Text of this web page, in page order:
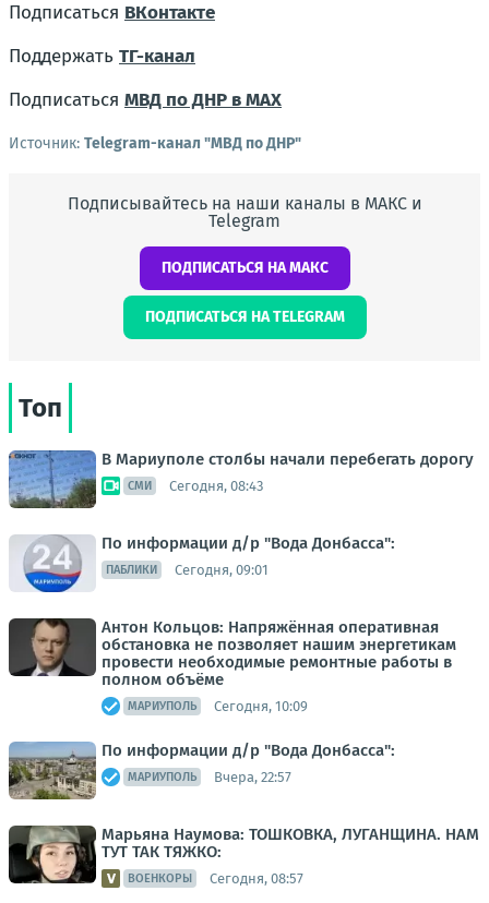
Подписаться ВКонтакте
Поддержать ТГ-канал
Подписаться МВД по ДНР в MAX
Источник: Telegram-канал "МВД по ДНР"
Подписывайтесь на наши каналы в МАКС и
Telegram
ПОДПИСАТЬСЯ НА МАКС
ПОДПИСАТЬСЯ НА TELEGRAM
Топ
В Мариуполе столбы начали перебегать дорогу
СМИ Сегодня, 08:43
По информации д/р "Вода Донбасса":
ПАБЛИКИ Сегодня, 09:01
Антон Кольцов: Напряжённая оперативная
обстановка не позволяет нашим энергетикам
провести необходимые ремонтные работы в
полном объёме
МАРИУПОЛЬ Сегодня, 10:09
По информации д/р "Вода Донбасса":
МАРИУПОЛЬ Вчера, 22:57
Марьяна Наумова: ТОШКОВКА, ЛУГАНЩИНА. НАМ
ТУТ ТАК ТЯЖКО:
ВОЕНКОРЫ Сегодня, 08:57